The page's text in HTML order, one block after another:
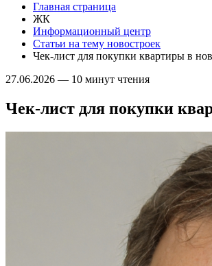
Главная страница
ЖК
Информационный центр
Статьи на тему новостроек
Чек-лист для покупки квартиры в
27.06.2026 — 10 минут чтения
Чек-лист для покупки